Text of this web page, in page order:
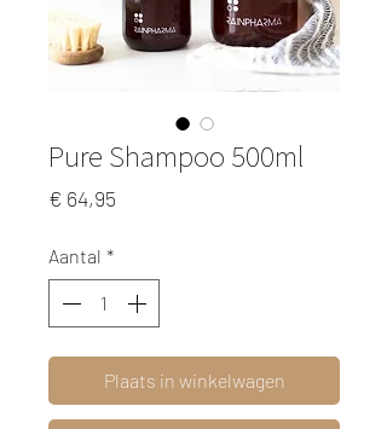
Pure Shampoo 500ml
€ 64,95
Aantal *
Plaats in winkelwagen